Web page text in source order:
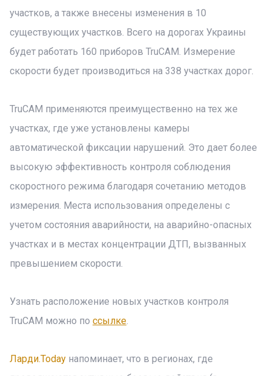
участков, а также внесены изменения в 10
существующих участков. Всего на дорогах Украины
будет работать 160 приборов TruCAM. Измерение
скорости будет производиться на 338 участках дорог.
TruCAM применяются преимущественно на тех же
участках, где уже установлены камеры
автоматической фиксации нарушений. Это дает более
высокую эффективность контроля соблюдения
скоростного режима благодаря сочетанию методов
измерения. Места использования определены с
учетом состояния аварийности, на аварийно-опасных
участках и в местах концентрации ДТП, вызванных
превышением скорости.
Узнать расположение новых участков контроля
TruCAM можно по ссылке.
Ларди.Today напоминает, что в регионах, где